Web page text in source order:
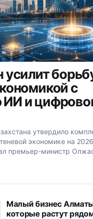
усилит
с
и
утвердило
экономике на
премьер-министр
Малый бизнес
которые растут